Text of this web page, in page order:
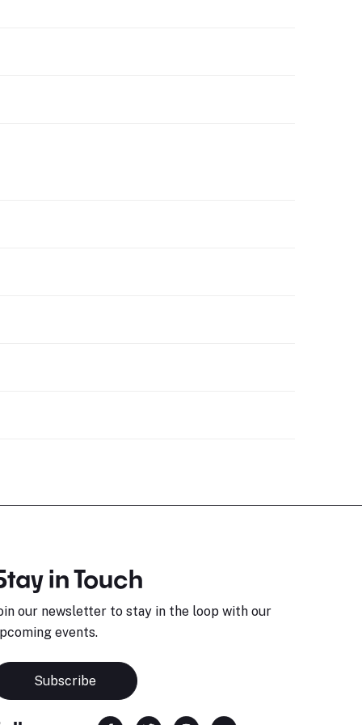
in Touch
our newsletter to stay in the loop with our
events.
Subscribe